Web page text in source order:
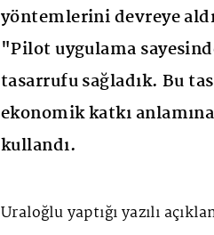
yöntemlerini devreye
"Pilot uygulama
tasarrufu sağladık. Bu
ekonomik katkı
kullandı.
Uraloğlu yaptığı yazılı